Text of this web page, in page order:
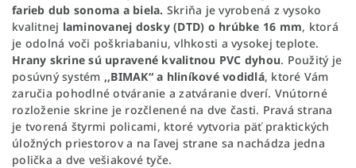
farieb dub sonoma a biela. Skriňa je vyrobená z vysoko
kvalitnej laminovanej dosky (DTD) o hrúbke 16 mm, ktorá
je odolná voči poškriabaniu, vlhkosti a vysokej teplote.
Hrany skrine sú upravené kvalitnou PVC dyhou. Použitý je
posúvný systém ,,BIMAK“ a hliníkové vodidlá, ktoré Vám
zaručia pohodlné otváranie a zatváranie dverí. Vnútorné
rozloženie skrine je rozčlenené na dve časti. Pravá strana
je tvorená štyrmi policami, ktoré vytvoria päť praktických
úložných priestorov a na ľavej strane sa nachádza jedna
polička a dve vešiakové tyče.